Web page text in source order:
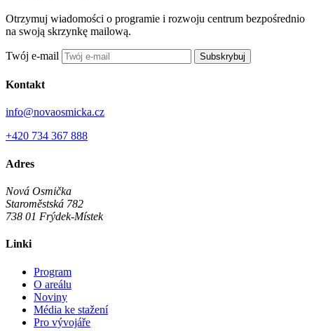
Otrzymuj wiadomości o programie i rozwoju centrum bezpośrednio
na swoją skrzynkę mailową.
Twój e-mail Subskrybuj
Kontakt
info@novaosmicka.cz
+420 734 367 888
Adres
Nová Osmička
Staroměstská 782
738 01 Frýdek-Místek
Linki
Program
O areálu
Noviny
Média ke stažení
Pro vývojáře